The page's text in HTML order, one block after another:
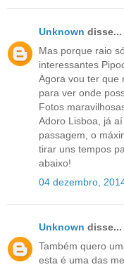
Unknown disse...
Mas porque raio
interessantes
Agora vou ter que
para ver onde
Fotos
Adoro Lisboa, já
passagem, o
tirar uns tempos
abaixo!
04 dezembro,
Unknown disse...
Também quero
esta é uma das